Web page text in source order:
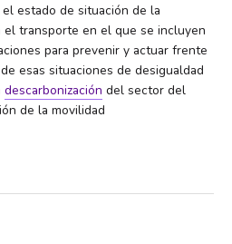
estado de situación de la
el transporte en el que se incluyen
para prevenir y actuar frente
esas situaciones de desigualdad
descarbonización del sector del
de la movilidad